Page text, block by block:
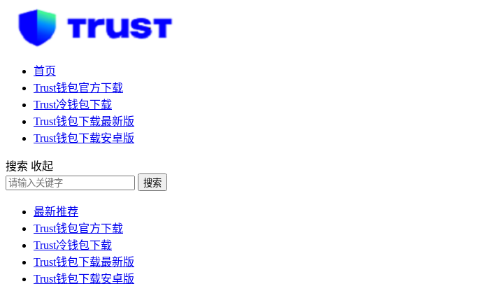
首页
Trust钱包官方下载
Trust冷钱包下载
Trust钱包下载最新版
Trust钱包下载安卓版
搜索 收起
搜索
最新推荐
Trust钱包官方下载
Trust冷钱包下载
Trust钱包下载最新版
Trust钱包下载安卓版